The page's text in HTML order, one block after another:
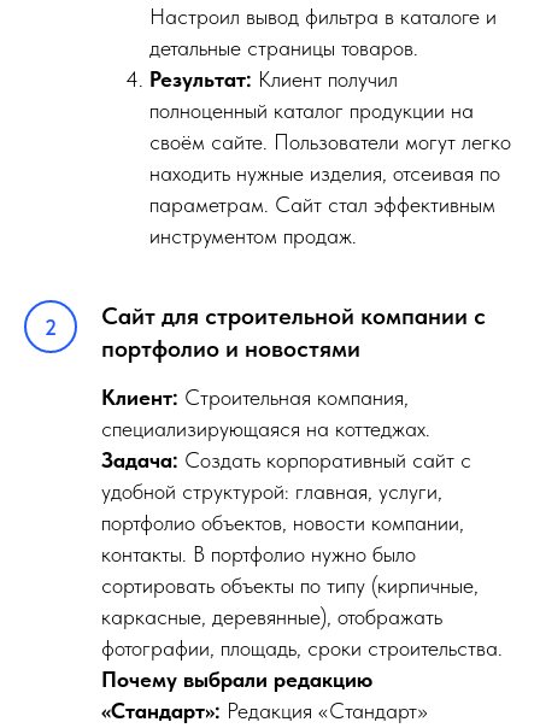
Настроил вывод фильтра в каталоге и
детальные страницы товаров.
Результат: Клиент получил
полноценный каталог продукции на
своём сайте. Пользователи могут легко
находить нужные изделия, отсеивая по
параметрам. Сайт стал эффективным
инструментом продаж.
Сайт для строительной компании с
портфолио и новостями
Клиент: Строительная компания,
специализирующаяся на коттеджах.
Задача: Создать корпоративный сайт с
удобной структурой: главная, услуги,
портфолио объектов, новости компании,
контакты. В портфолио нужно было
сортировать объекты по типу (кирпичные,
каркасные, деревянные), отображать
фотографии, площадь, сроки строительства.
Почему выбрали редакцию
«Стандарт»: Редакция «Стандарт»